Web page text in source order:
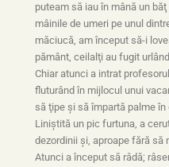
puteam să iau în mână un
mâinile de umeri pe unul
măciucă, am început să-i
pământ, ceilalţi au fugit
Chiar atunci a intrat
fluturând în mijlocul unui
să ţipe şi să împartă palme în
Liniştită un pic furtuna, a
dezordinii şi, aproape fără să
Atunci a început să râdă;